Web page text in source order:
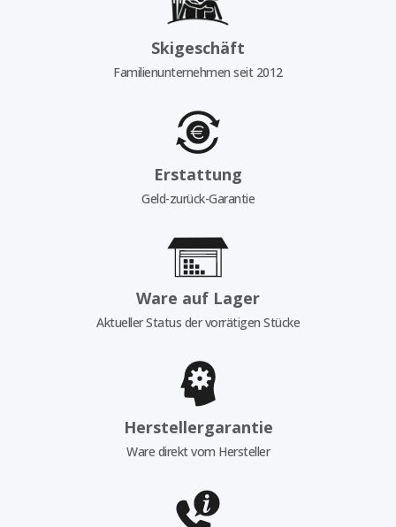
Skigeschäft
Familienunternehmen seit 2012
Erstattung
Geld-zurück-Garantie
Ware auf Lager
Aktueller Status der vorrätigen Stücke
Herstellergarantie
Ware direkt vom Hersteller